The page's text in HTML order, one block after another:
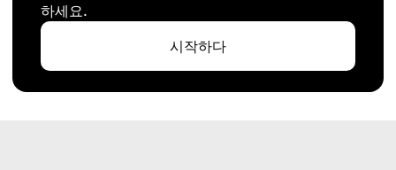
하세요.
시작하다